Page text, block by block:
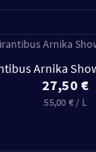
Arnika
27,50 €
55,00 € / L